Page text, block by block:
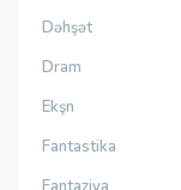
Dəhşət
Dram
Ekşn
Fantastika